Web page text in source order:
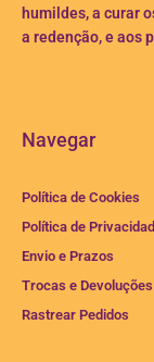
humildes, a curar
a redenção, e aos
Navegar
Política de Cookies
Política de
Envio e Prazos
Trocas e Devoluções
Rastrear Pedidos